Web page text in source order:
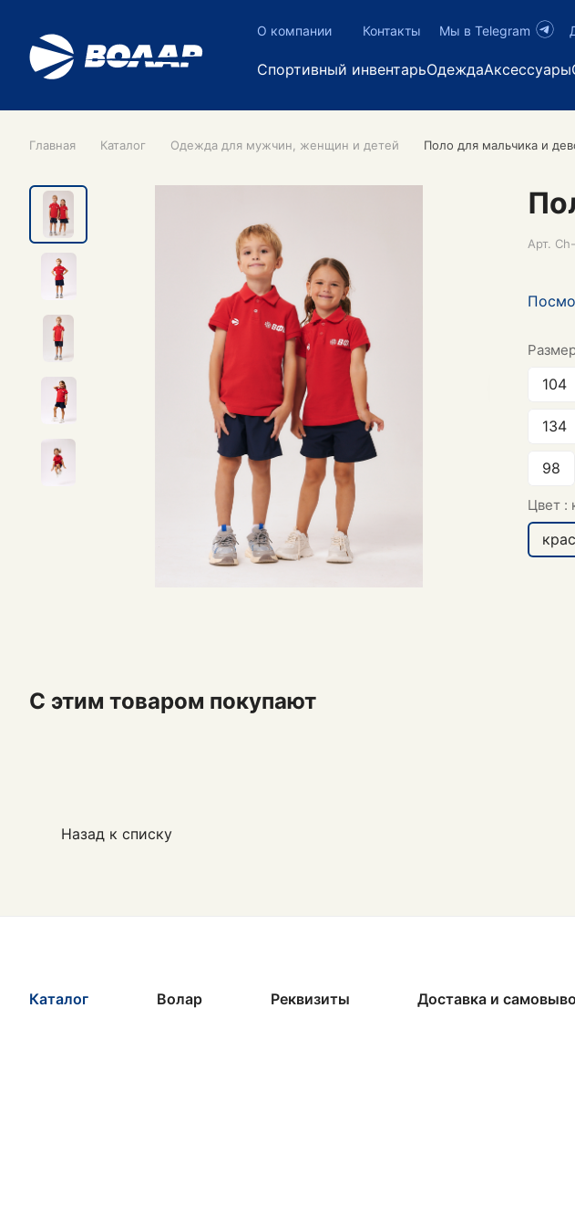
О компании Контакты Мы в Telegram
Спортивный инвентарьОдеждаАксессуары
Главная Каталог Одежда для мужчин, женщин и детей Поло для мальчика и
Арт.
104
134
98
Цвет :
С этим товаром покупают
Назад к списку
Каталог Волар Реквизиты Доставка и